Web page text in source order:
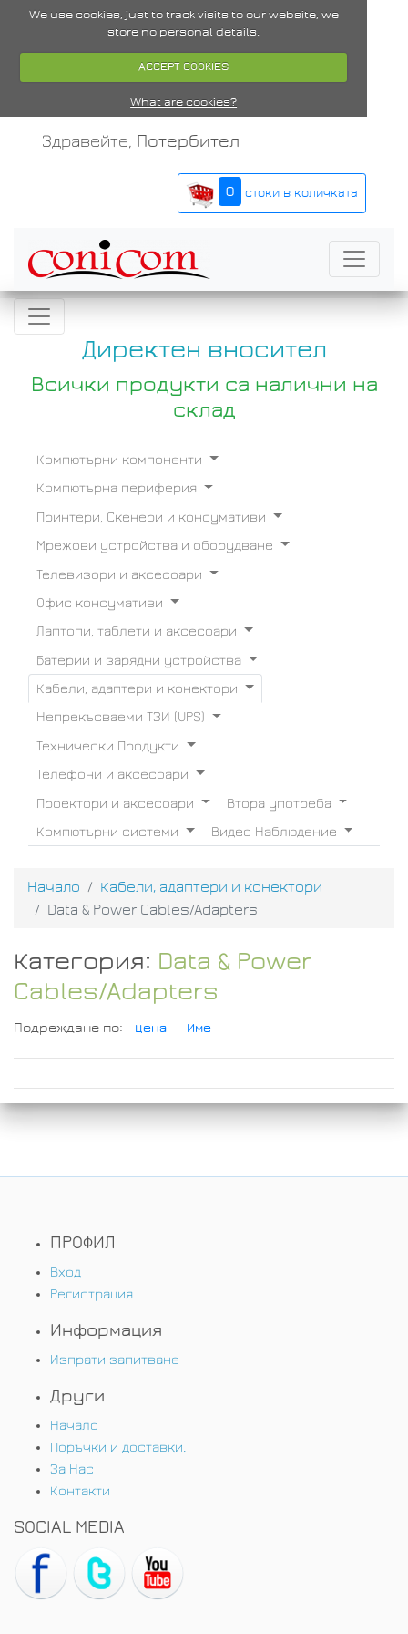
We use cookies, just to track visits to our website, we
store no personal details.
ACCEPT COOKIES
What are cookies?
Здравейте, Потербител
0 стоки в количката
Директен вносител
Всички продукти са налични на
склад
Компютърни компоненти
Компютърна периферия
Принтери, Скенери и консумативи
Мрежови устройства и оборудване
Телевизори и аксесоари
Офис консумативи
Лаптопи, таблети и аксесоари
Батерии и зарядни устройства
Кабели, адаптери и конектори
Непрекъсваеми ТЗИ (UPS)
Технически Продукти
Телефони и аксесоари
Проектори и аксесоари
Втора употреба
Компютърни системи
Видео Наблюдение
Начало
Кабели, адаптери и конектори
Data & Power Cables/Adapters
Категория: Data & Power
Cables/Adapters
Подреждане по: Цена Име
ПРОФИЛ
Вход
Регистрация
Информация
Изпрати запитване
Други
Начало
Поръчки и доставки.
За Нас
Контакти
SOCIAL MEDIA